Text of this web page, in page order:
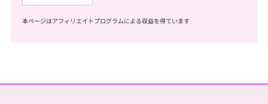
本ページはアフィリエイトプログラムによる収益を得ています